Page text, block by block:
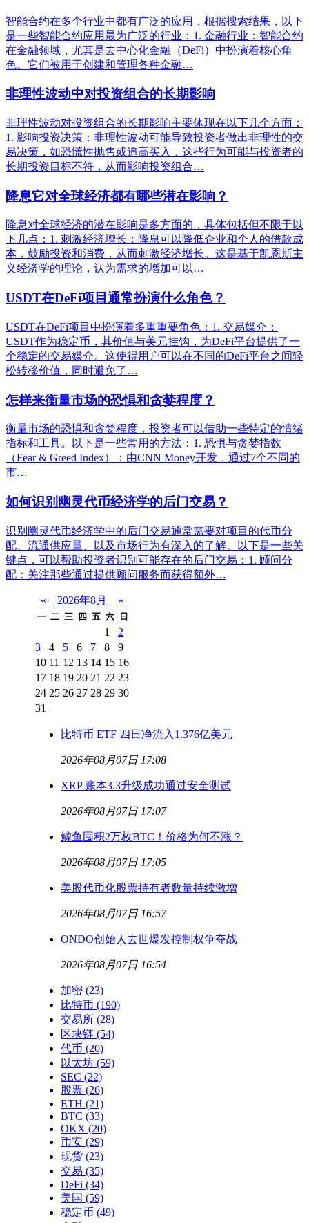
智能合约在多个行业中都有广泛的应用，根据搜索结果，以下
是一些智能合约应用最为广泛的行业：1. 金融行业：智能合约
在金融领域，尤其是去中心化金融（DeFi）中扮演着核心角
色。它们被用于创建和管理各种金融…
​非理性波动中对投资组合的长期影响
非理性波动对投资组合的长期影响主要体现在以下几个方面：
1. 影响投资决策：非理性波动可能导致投资者做出非理性的交
易决策，如恐慌性抛售或追高买入，这些行为可能与投资者的
长期投资目标不符，从而影响投资组合…
降息它对全球经济都有哪些潜在影响？
降息对全球经济的潜在影响是多方面的，具体包括但不限于以
下几点：1. 刺激经济增长：降息可以降低企业和个人的借款成
本，鼓励投资和消费，从而刺激经济增长。这是基于凯恩斯主
义经济学的理论，认为需求的增加可以…
USDT在DeFi项目通常扮演什么角色？
USDT在DeFi项目中扮演着多重重要角色：1. 交易媒介：
USDT作为稳定币，其价值与美元挂钩，为DeFi平台提供了一
个稳定的交易媒介。这使得用户可以在不同的DeFi平台之间轻
松转移价值，同时避免了…
怎样来衡量市场的恐惧和贪婪程度？
衡量市场的恐惧和贪婪程度，投资者可以借助一些特定的情绪
指标和工具。以下是一些常用的方法：1. 恐惧与贪婪指数
（Fear & Greed Index）：由CNN Money开发，通过7个不同的
市…
如何识别幽灵代币经济学的后门交易？
识别幽灵代币经济学中的后门交易通常需要对项目的代币分
配、流通供应量、以及市场行为有深入的了解。以下是一些关
键点，可以帮助投资者识别可能存在的后门交易：1. 顾问分
配：关注那些通过提供顾问服务而获得额外…
« 2026年8月 »
一 二 三 四 五 六 日
1
2
3
4 5 6 7 8
9
10 11 12 13 14 15 16
17 18 19 20 21 22 23
24 25 26 27 28 29 30
31
比特币 ETF 四日净流入1.376亿美元
2026年08月07日 17:08
XRP 账本3.3升级成功通过安全测试
2026年08月07日 17:07
鲸鱼囤积2万枚BTC！价格为何不涨？
2026年08月07日 17:05
美股代币化股票持有者数量持续激增
2026年08月07日 16:57
ONDO创始人去世爆发控制权争夺战
2026年08月07日 16:54
加密 (23)
比特币 (190)
交易所 (28)
区块链 (54)
代币 (20)
以太坊 (59)
SEC (22)
股票 (26)
ETH (21)
BTC (33)
OKX (20)
币安 (29)
现货 (23)
交易 (35)
DeFi (34)
美国 (59)
稳定币 (49)